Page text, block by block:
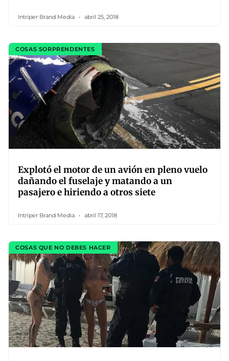
Intriper Brand Media abril 25, 2018
COSAS SORPRENDENTES
Explotó el motor de un avión en pleno vuelo
dañando el fuselaje y matando a un
pasajero e hiriendo a otros siete
Intriper Brand Media abril 17, 2018
COSAS QUE NO DEBES HACER